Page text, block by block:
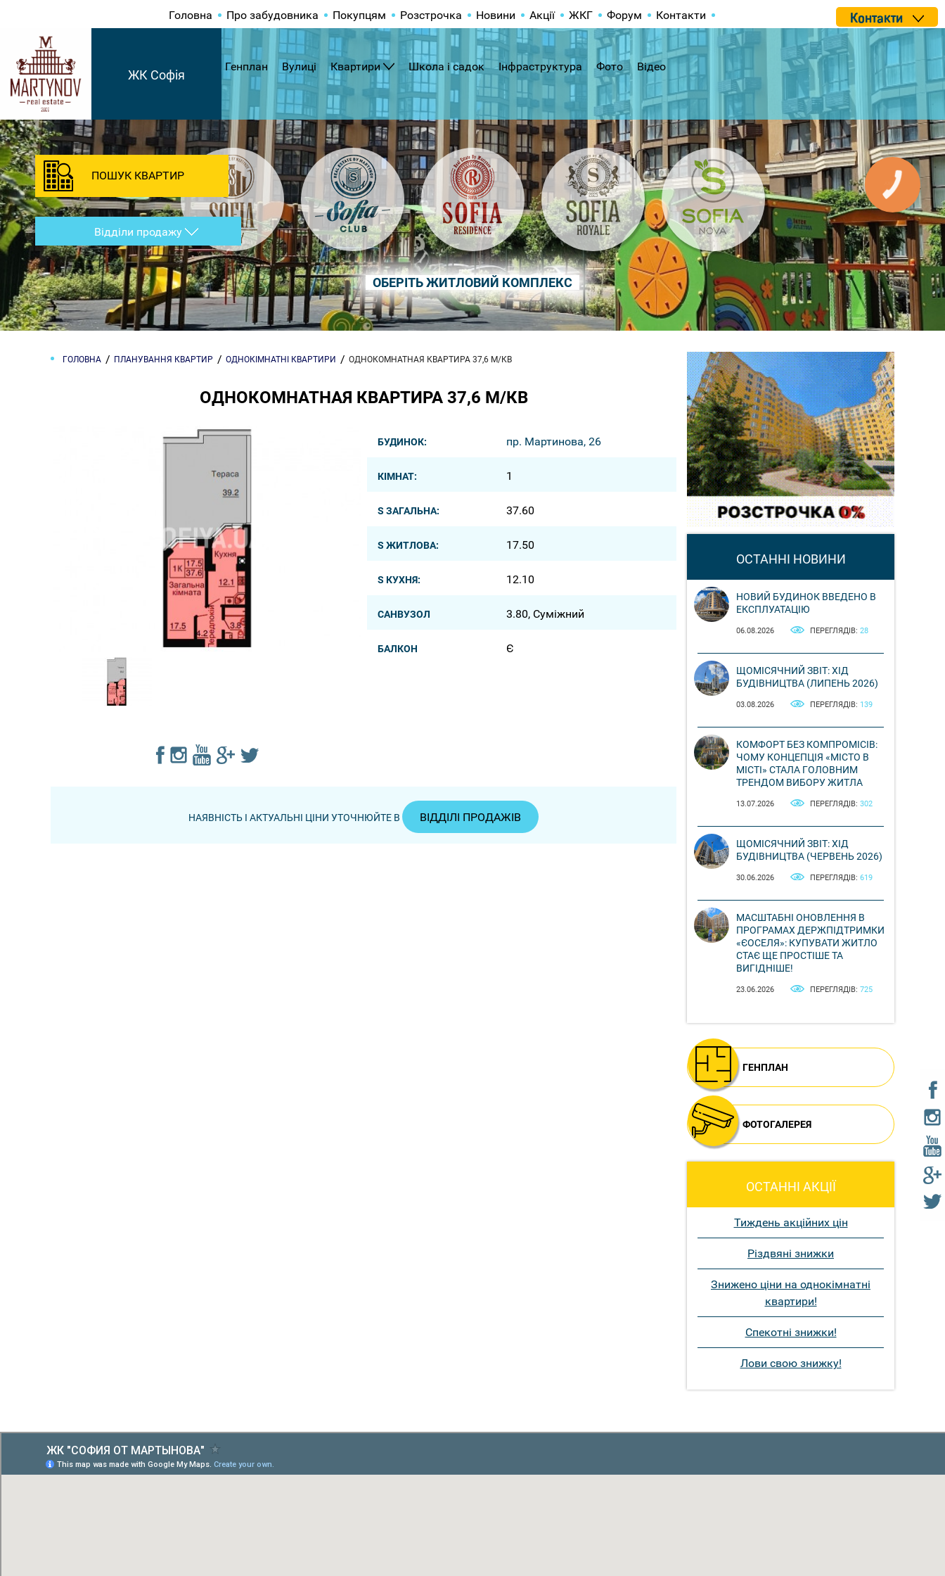
ОБЕРІТЬ ЖИТЛОВИЙ КОМПЛЕКС
Головна Про забудовника Покупцям Розстрочка Новини Акції ЖКГ Форум Контакти Контакти
ЖК Софія
Генплан Вулиці Квартири Школа і садок Інфраструктура Фото Відео
ПОШУК КВАРТИР
Відділи продажу
ГОЛОВНА ПЛАНУВАННЯ КВАРТИР ОДНОКІМНАТНІ КВАРТИРИ ОДНОКОМНАТНАЯ КВАРТИРА 37,6 М/КВ
ОДНОКОМНАТНАЯ КВАРТИРА 37,6 М/КВ
БУДИНОК: пр. Мартинова, 26
КІМНАТ: 1
S ЗАГАЛЬНА: 37.60
S ЖИТЛОВА: 17.50
S КУХНЯ: 12.10
САНВУЗОЛ 3.80, Суміжний
БАЛКОН Є
НАЯВНІСТЬ І АКТУАЛЬНІ ЦІНИ УТОЧНЮЙТЕ В ВІДДІЛІ ПРОДАЖІВ
ОСТАННІ НОВИНИ
НОВИЙ БУДИНОК ВВЕДЕНО В
ЕКСПЛУАТАЦІЮ
06.08.2026 ПЕРЕГЛЯДІВ: 28
ЩОМІСЯЧНИЙ ЗВІТ: ХІД
БУДІВНИЦТВА (ЛИПЕНЬ 2026)
03.08.2026 ПЕРЕГЛЯДІВ: 139
КОМФОРТ БЕЗ КОМПРОМІСІВ:
ЧОМУ КОНЦЕПЦІЯ «МІСТО В
МІСТІ» СТАЛА ГОЛОВНИМ
ТРЕНДОМ ВИБОРУ ЖИТЛА
13.07.2026 ПЕРЕГЛЯДІВ: 302
ЩОМІСЯЧНИЙ ЗВІТ: ХІД
БУДІВНИЦТВА (ЧЕРВЕНЬ 2026)
30.06.2026 ПЕРЕГЛЯДІВ: 619
МАСШТАБНІ ОНОВЛЕННЯ В
ПРОГРАМАХ ДЕРЖПІДТРИМКИ
«ЄОСЕЛЯ»: КУПУВАТИ ЖИТЛО
СТАЄ ЩЕ ПРОСТІШЕ ТА
ВИГІДНІШЕ!
23.06.2026 ПЕРЕГЛЯДІВ: 725
ГЕНПЛАН
ФОТОГАЛЕРЕЯ
ОСТАННІ АКЦІЇ
Тиждень акційних цін
Різдвяні знижки
Знижено ціни на однокімнатні
квартири!
Спекотні знижки!
Лови свою знижку!